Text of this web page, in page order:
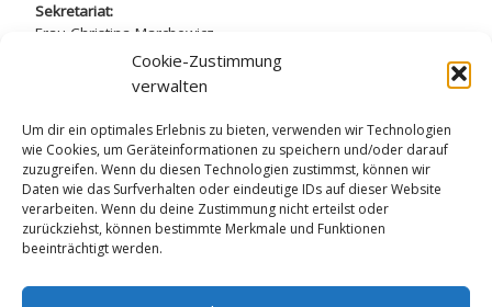
Cookie-Zustimmung
verwalten
Um dir ein optimales Erlebnis zu bieten, verwenden wir Technologien
wie Cookies, um Geräteinformationen zu speichern und/oder darauf
zuzugreifen. Wenn du diesen Technologien zustimmst, können wir
Daten wie das Surfverhalten oder eindeutige IDs auf dieser Website
verarbeiten. Wenn du deine Zustimmung nicht erteilst oder
zurückziehst, können bestimmte Merkmale und Funktionen
beeinträchtigt werden.
Sekretariat:
Frau Christina Marchewicz
Frau Nadine Simros
sekretariat@arndt-gymnasium.de
Datenschutzerklärung
Impressum